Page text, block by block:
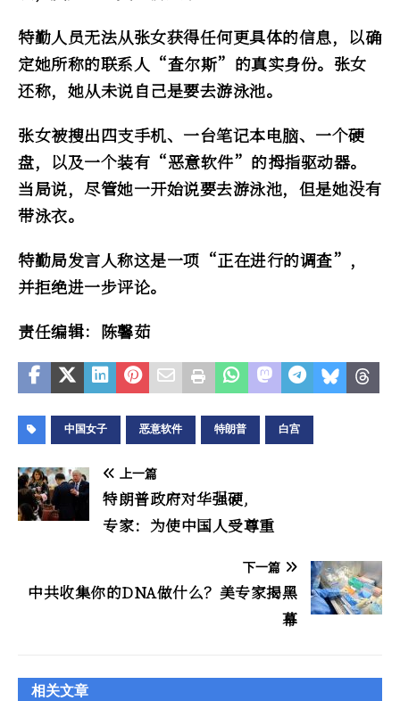
特勤人员无法从张女获得任何更具体的信息，以确
定她所称的联系人“查尔斯”的真实身份。张女
还称，她从未说自己是要去游泳池。
张女被搜出四支手机、一台笔记本电脑、一个硬
盘，以及一个装有“恶意软件”的拇指驱动器。
当局说，尽管她一开始说要去游泳池，但是她没有
带泳衣。
特勤局发言人称这是一项“正在进行的调查”，
并拒绝进一步评论。
责任编辑：陈馨茹
中国女子 恶意软件 特朗普 白宫
上一篇
特朗普政府对华强硬,
专家：为使中国人受尊重
下一篇
中共收集你的DNA做什么？美专家揭黑
幕
相关文章